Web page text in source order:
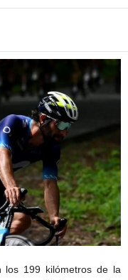
los 199 kilómetros de la